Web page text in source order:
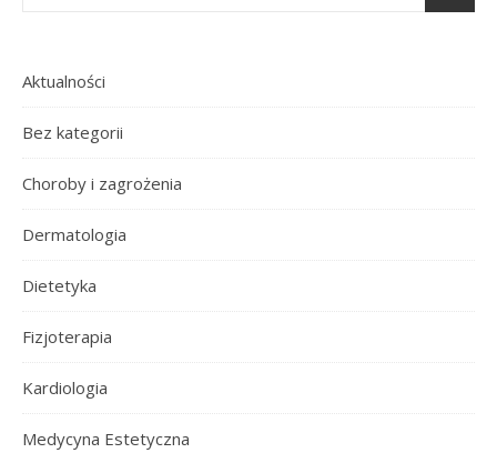
Aktualności
Bez kategorii
Choroby i zagrożenia
Dermatologia
Dietetyka
Fizjoterapia
Kardiologia
Medycyna Estetyczna